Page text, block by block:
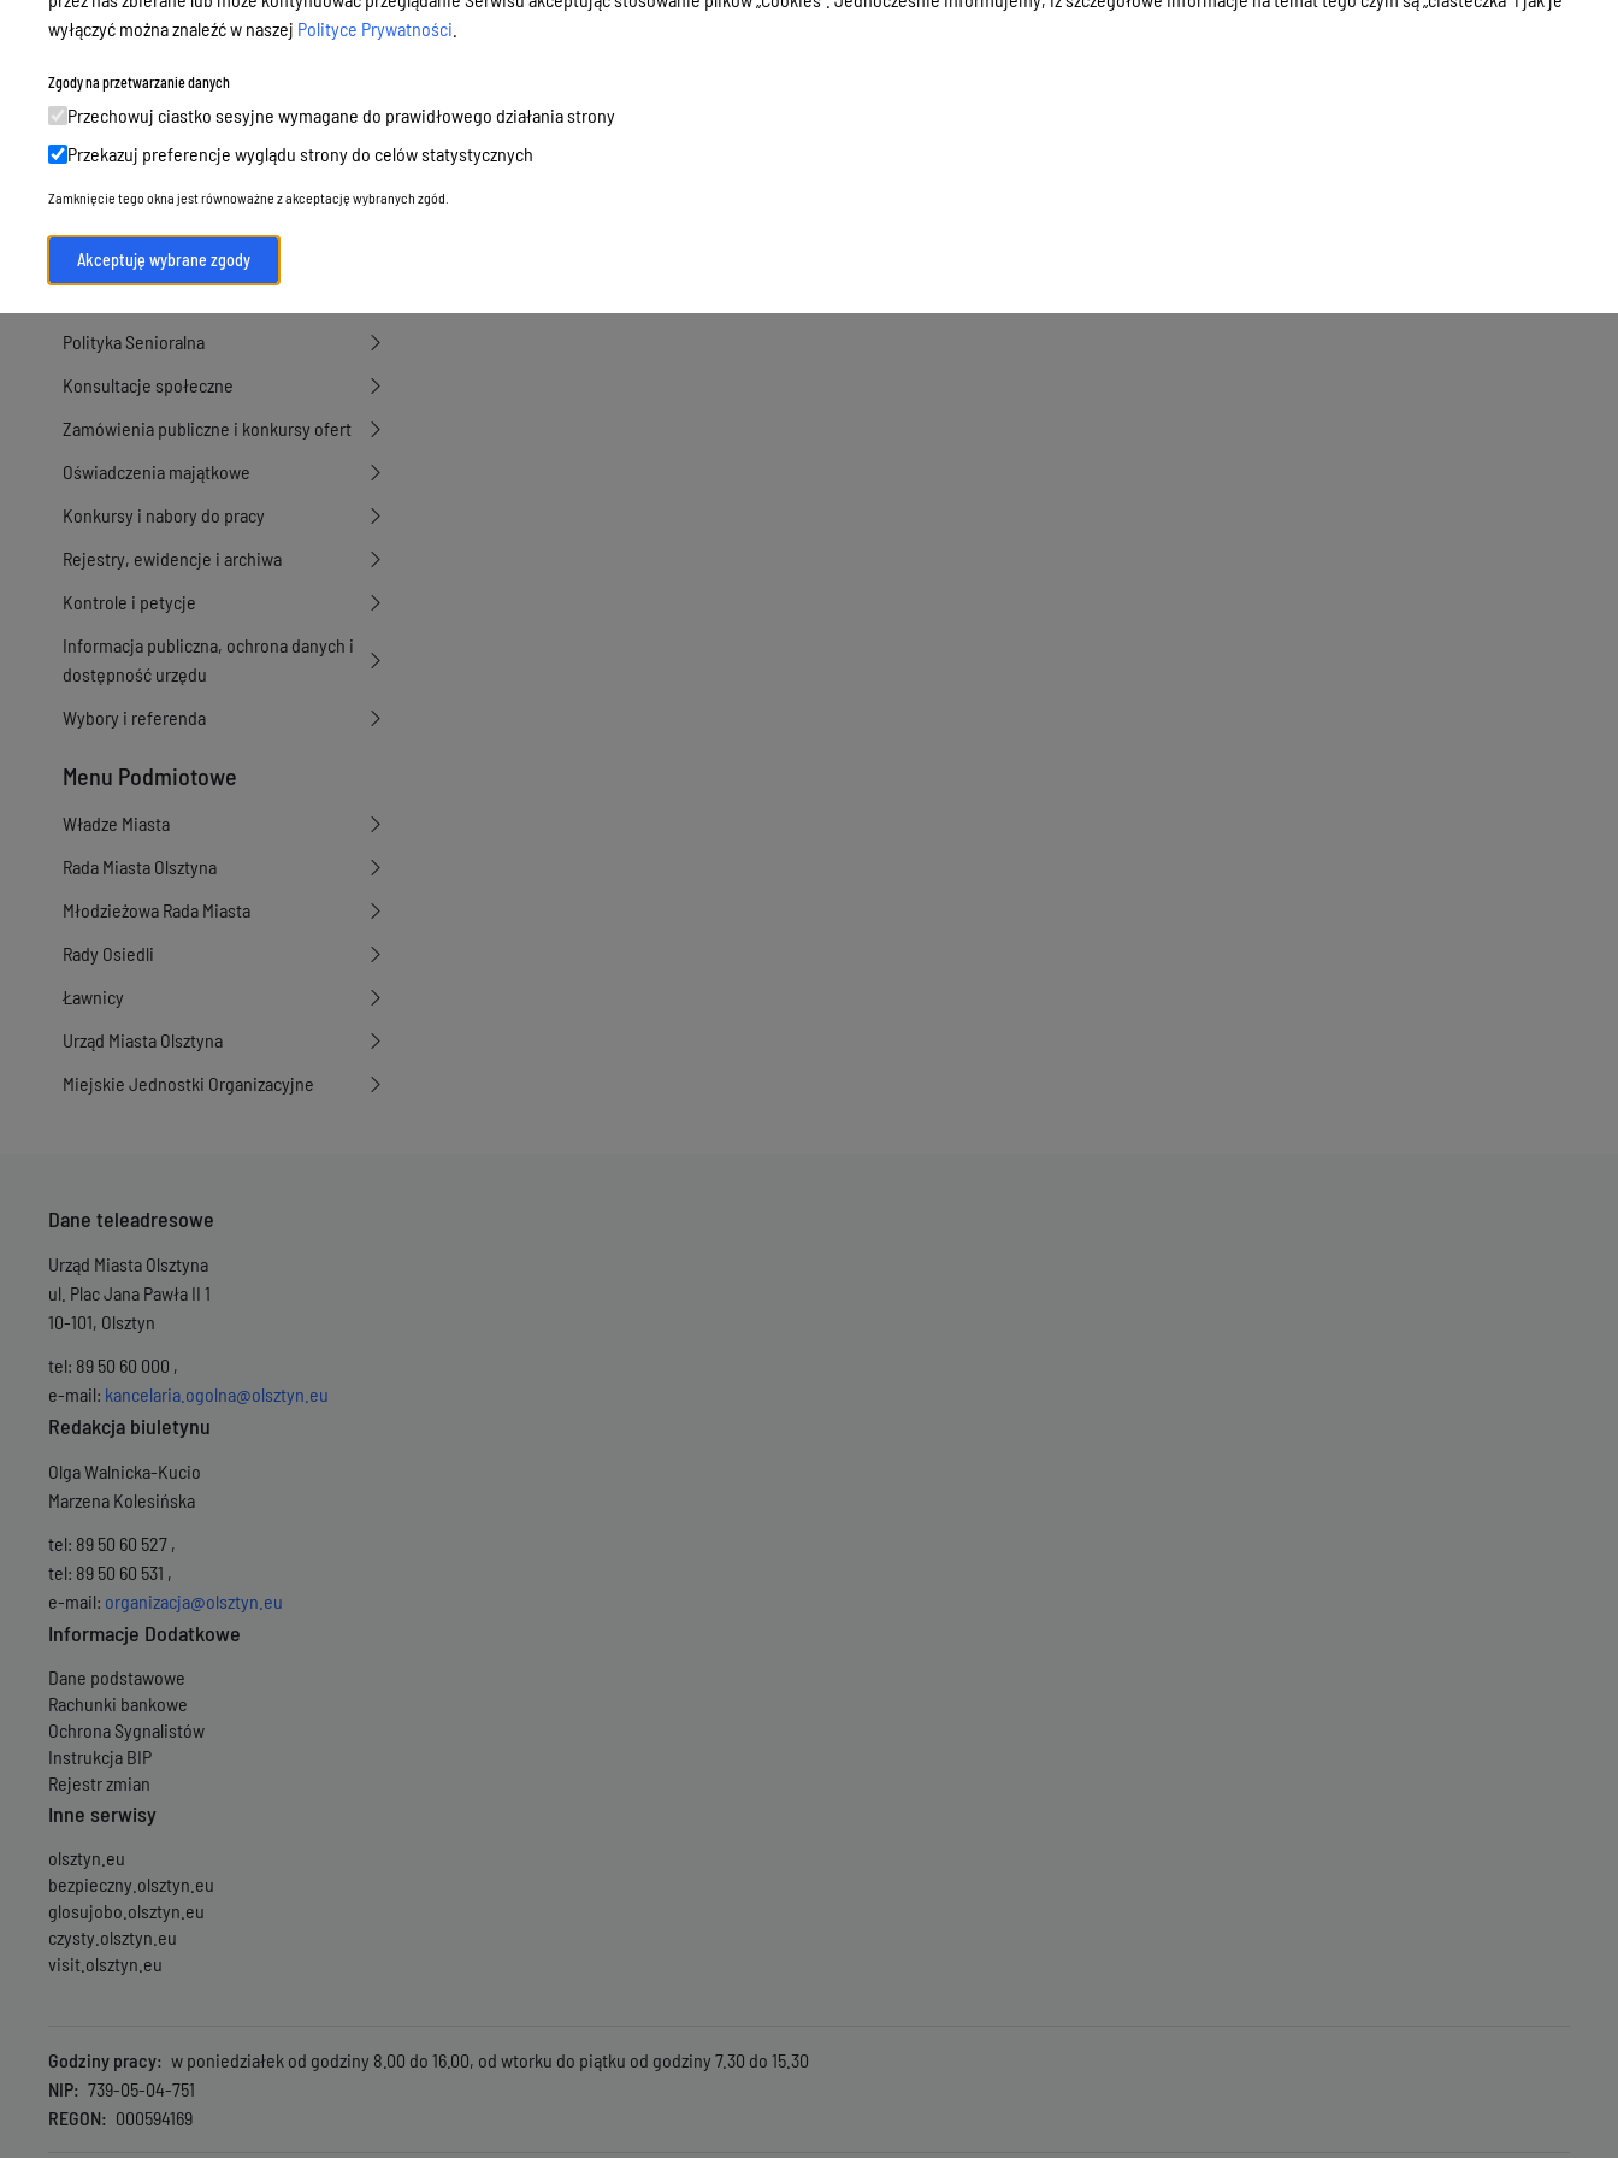
Podatki i opłaty, umorzenia, ulgi i
Urbanistyka, architektura i zabytki
Geodezja, sprzedaż, dzierżawa
nieruchomości
Środowisko
Strategie, programy, plany
Polityka Senioralna
Konsultacje społeczne
Zamówienia publiczne i konkursy ofert
Oświadczenia majątkowe
Konkursy i nabory do pracy
Rejestry, ewidencje i archiwa
Kontrole i petycje
Informacja publiczna, ochrona danych i
dostępność urzędu
Wybory i referenda
Menu Podmiotowe
Władze Miasta
Rada Miasta Olsztyna
Młodzieżowa Rada Miasta
Rady Osiedli
Ławnicy
Urząd Miasta Olsztyna
Miejskie Jednostki Organizacyjne
Dane teleadresowe
Urząd Miasta Olsztyna
ul. Plac Jana Pawła II 1
10-101, Olsztyn
tel: 89 50 60 000 ,
e-mail: kancelaria.ogolna@olsztyn.eu
Redakcja biuletynu
Olga Walnicka-Kucio
Marzena Kolesińska
tel: 89 50 60 527 ,
tel: 89 50 60 531 ,
e-mail: organizacja@olsztyn.eu
Informacje Dodatkowe
Dane podstawowe
Rachunki bankowe
Ochrona Sygnalistów
Instrukcja BIP
Rejestr zmian
Inne serwisy
olsztyn.eu
bezpieczny.olsztyn.eu
glosujobo.olsztyn.eu
czysty.olsztyn.eu
visit.olsztyn.eu
Godziny pracy
w poniedziałek od godziny 8.00 do 16.00, od wtorku do piątku od godziny 7.30 do 15.30
NIP
739-05-04-751
REGON
000594169
wyłączyć można znaleźć w naszej Polityce Prywatności
Zgody na przetwarzanie danych
Przechowuj ciastko sesyjne wymagane do prawidłowego działania strony
Przekazuj preferencje wyglądu strony do celów statystycznych
Zamknięcie tego okna jest równoważne z akceptację wybranych zgód.
Akceptuję wybrane zgody